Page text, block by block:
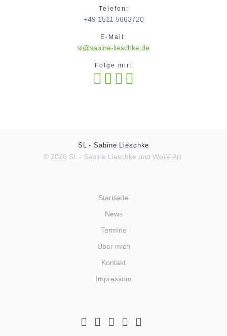
Telefon:
+49 1511 5663720
E-Mail:
sl@sabine-lieschke.de
Folge mir:
SL - Sabine Lieschke
© 2026 SL - Sabine Lieschke und WoW-Art
Startseite
News
Termine
Über mich
Kontakt
Impressum